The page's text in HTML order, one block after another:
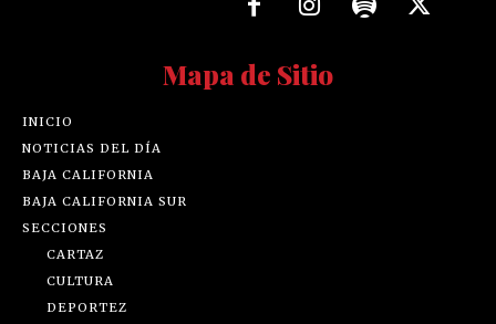
Mapa de Sitio
INICIO
NOTICIAS DEL DÍA
BAJA CALIFORNIA
BAJA CALIFORNIA SUR
SECCIONES
CARTAZ
CULTURA
DEPORTEZ